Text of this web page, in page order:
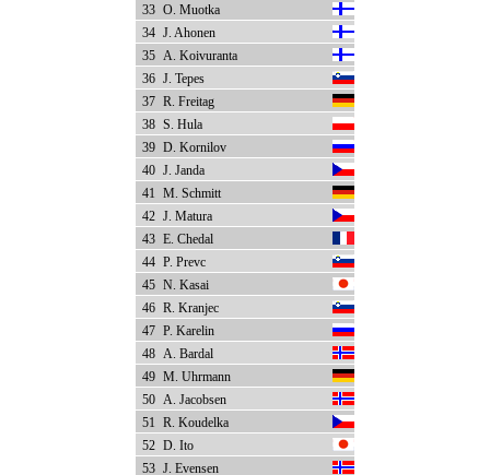
33 O. Muotka
34 J. Ahonen
35 A. Koivuranta
36 J. Tepes
37 R. Freitag
38 S. Hula
39 D. Kornilov
40 J. Janda
41 M. Schmitt
42 J. Matura
43 E. Chedal
44 P. Prevc
45 N. Kasai
46 R. Kranjec
47 P. Karelin
48 A. Bardal
49 M. Uhrmann
50 A. Jacobsen
51 R. Koudelka
52 D. Ito
53 J. Evensen